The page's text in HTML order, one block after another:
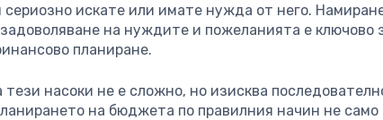
сериозно искате или имате нужда от него.
на нуждите и пожеланията е ключово
планиране.
насоки не е сложно, но изисква
на бюджета по правилния начин не